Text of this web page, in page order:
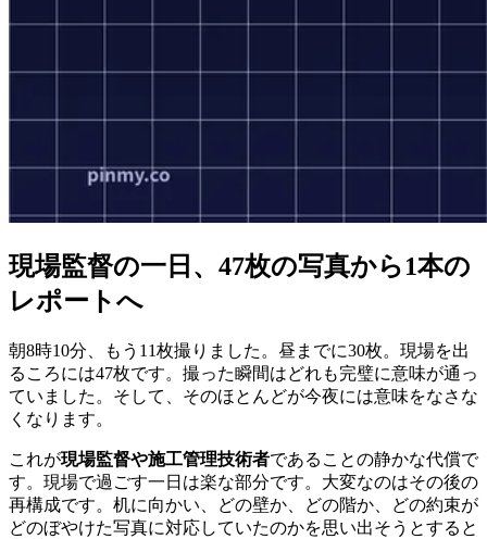
現場監督の一日、47枚の写真から1本の
レポートへ
朝8時10分、もう11枚撮りました。昼までに30枚。現場を出
るころには47枚です。撮った瞬間はどれも完璧に意味が通っ
ていました。そして、そのほとんどが今夜には意味をなさな
くなります。
これが現場監督や施工管理技術者であることの静かな代償で
す。現場で過ごす一日は楽な部分です。大変なのはその後の
再構成です。机に向かい、どの壁か、どの階か、どの約束が
どのぼやけた写真に対応していたのかを思い出そうとすると